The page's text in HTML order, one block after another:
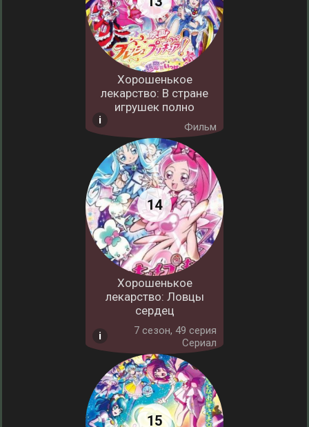
Хорошенькое
лекарство: В стране
игрушек полно
Фильм
Хорошенькое
лекарство: Ловцы
сердец
7 cезон, 49 серия
Сериал